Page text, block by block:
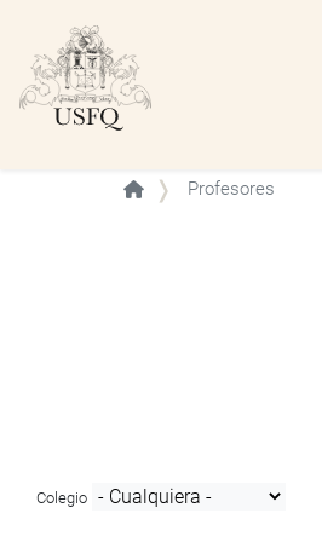
Profesores
Colegio